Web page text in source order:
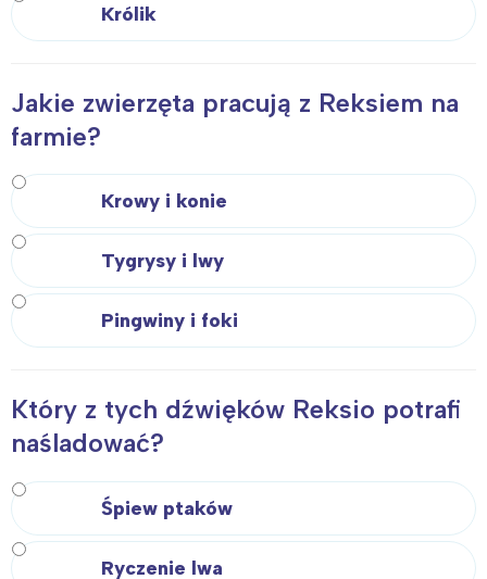
Królik
Jakie zwierzęta pracują z Reksiem na
farmie?
Krowy i konie
Tygrysy i lwy
Pingwiny i foki
Który z tych dźwięków Reksio potrafi
naśladować?
Śpiew ptaków
Ryczenie lwa